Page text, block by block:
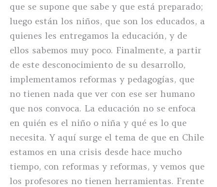
que se supone que sabe y que está preparado;
luego están los niños, que son los educados, a
quienes les entregamos la educación, y de
ellos sabemos muy poco. Finalmente, a partir
de este desconocimiento de su desarrollo,
implementamos reformas y pedagogías, que
no tienen nada que ver con ese ser humano
que nos convoca. La educación no se enfoca
en quién es el niño o niña y qué es lo que
necesita. Y aquí surge el tema de que en Chile
estamos en una crisis desde hace mucho
tiempo, con reformas y reformas, y vemos que
los profesores no tienen herramientas. Frente